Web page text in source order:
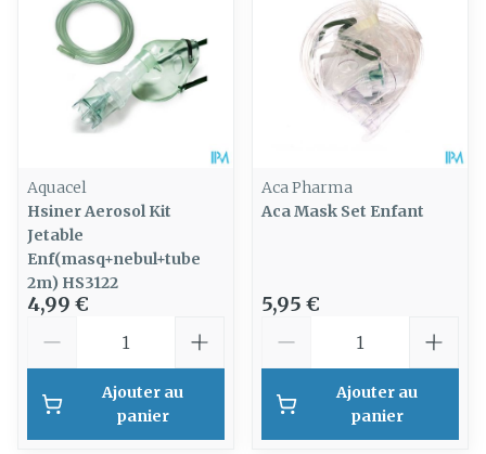
Aquacel
Hsiner Aerosol Kit
Jetable
Enf(masq+nebul+tube
2m) HS3122
4,99 €
Ajouter au
panier
Aca Pharma
Aca Mask Set Enfant
5,95 €
Ajouter au
panier